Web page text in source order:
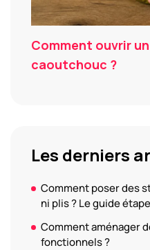
Comment ouvrir
caoutchouc ?
Les derniers
Comment poser des
ni plis ? Le guide
Comment aménager
fonctionnels ?